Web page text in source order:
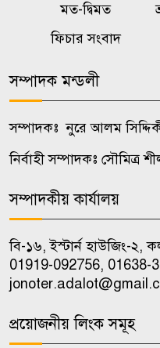
৯
১০
মত-দ্বিমত
ফিচার সংবাদ
সম্পাদক মন্ডলী
সম্পাদকঃ নুরে আলম
নির্বাহী সম্পাদকঃ সৌমিত্র
সম্পাদকীয় কার্যালয়
বি-১৬, ইস্টার্ন হাউজিং-২,
01919-092756, 01638-
প্রয়োজনীয় লিংক সমূহ